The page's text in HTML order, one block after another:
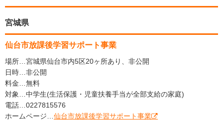
宮城県
仙台市放課後学習サポート事業
場所…宮城県仙台市内5区20ヶ所あり、非公開
日時…非公開
料金…無料
対象…中学生(生活保護・児童扶養手当が全部支給の家庭)
電話…0227815576
ホームページ… 仙台市放課後学習サポート事業